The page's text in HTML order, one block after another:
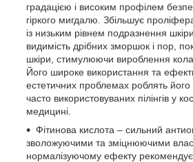
градацією і високим профілем
гіркого мигдалю. Збільшує
із низьким рівнем подразнення
видимість дрібних зморшок і пор,
шкіри, стимулюючи вироблення
Його широке використання та
естетичних проблемах роблять
часто використовуваних пілінгів у
медицині.
Фітинова кислота – сильний
зволожуючими та зміцнюючими
нормалізуючому ефекту